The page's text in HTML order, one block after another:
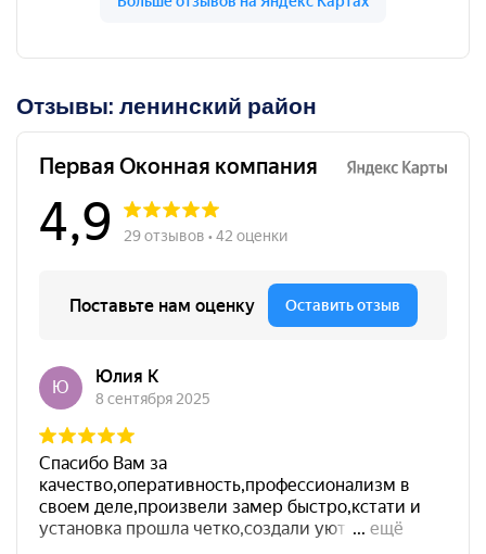
Отзывы: ленинский район